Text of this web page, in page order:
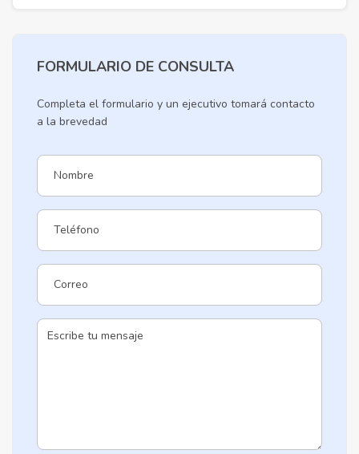
FORMULARIO DE CONSULTA
Completa el formulario y un ejecutivo tomará contacto
a la brevedad